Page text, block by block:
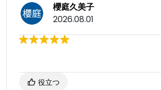
櫻庭久美子
2026.08.01
役立つ